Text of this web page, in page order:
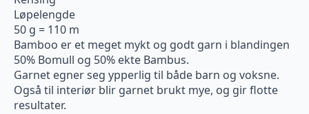
Løpelengde
50 g = 110 m
Bamboo er et meget mykt og godt garn i blandingen
50% Bomull og 50% ekte Bambus.
Garnet egner seg ypperlig til både barn og voksne.
Også til interiør blir garnet brukt mye, og gir flotte
resultater.